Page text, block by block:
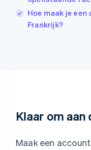
Hoe maak je
Frankrijk?
Klaar om
Maak een
India
English
Italië
Litouwen
Luxemburg